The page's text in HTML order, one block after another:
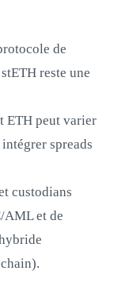
de
reste une
ETH peut varier
spreads
custodians
AML et de